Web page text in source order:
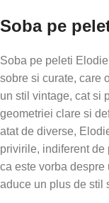
Soba pe
Soba pe peleti
sobre si curate, care
un stil vintage, cat si
geometriei clare si
atat de diverse,
privirile, indiferent de
ca este vorba
aduce un plus de stil